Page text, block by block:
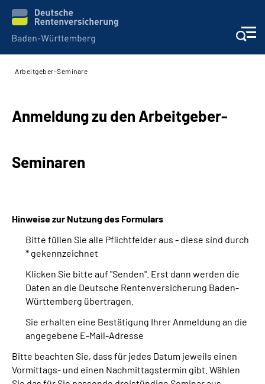
Beratung und Kontakt
Kunden
Über uns
Inhalte in Gebärdensprache (DGS)
Leichte Sprache
Suche
Arbeitgeber-Seminare
Anmeldung zu den Arbeitgeber-
Seminaren
Hinweise zur Nutzung des Formulars
Bitte füllen Sie alle Pflichtfelder aus - diese sind durch
* gekennzeichnet
Klicken Sie bitte auf "Senden". Erst dann werden die
Daten an die Deutsche Rentenversicherung Baden-
Württemberg übertragen.
Sie erhalten eine Bestätigung Ihrer Anmeldung an die
angegebene E-Mail-Adresse
Bitte beachten Sie, dass für jedes Datum jeweils einen
Vormittags- und einen Nachmittagstermin gibt. Wählen